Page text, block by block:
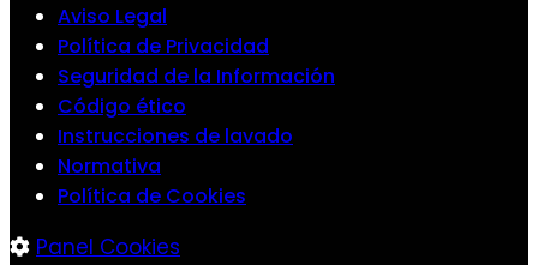
Aviso Legal
Política de Privacidad
Seguridad de la Información
Código ético
Instrucciones de lavado
Normativa
Política de Cookies
Panel Cookies